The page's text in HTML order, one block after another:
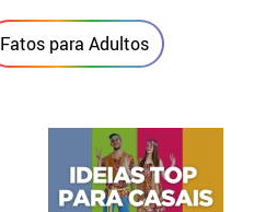
Fatos para Adultos